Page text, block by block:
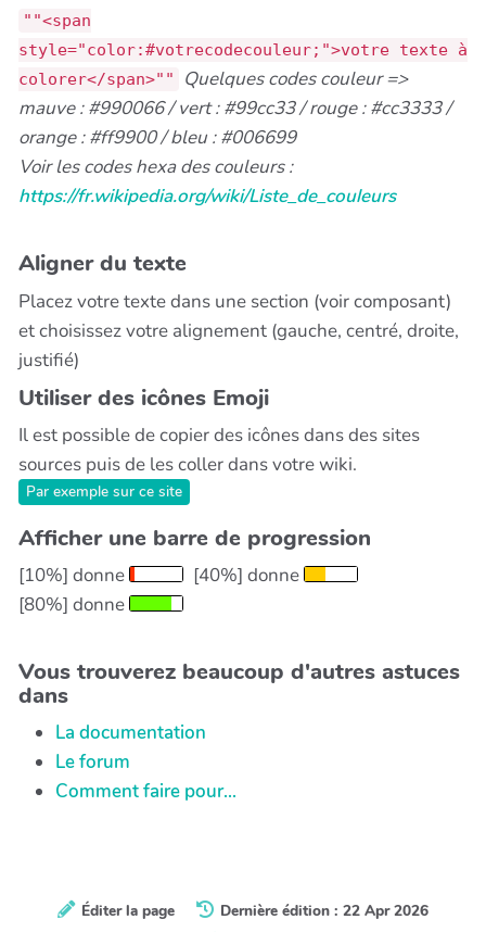
""<span
style="color:#votrecodecouleur;">votre texte à
colorer</span>""
Quelques codes couleur =>
mauve : #990066 / vert : #99cc33 / rouge : #cc3333 /
orange : #ff9900 / bleu : #006699
Voir les codes hexa des couleurs :
https://fr.wikipedia.org/wiki/Liste_de_couleurs
Aligner du texte
Placez votre texte dans une section (voir composant)
et choisissez votre alignement (gauche, centré, droite,
justifié)
Utiliser des icônes Emoji
Il est possible de copier des icônes dans des sites
sources puis de les coller dans votre wiki.
Par exemple sur ce site
Afficher une barre de progression
[10%] donne
[40%] donne
[80%] donne
Vous trouverez beaucoup d'autres astuces
dans
La documentation
Le forum
Comment faire pour...
Éditer la page
Dernière édition : 22 Apr 2026